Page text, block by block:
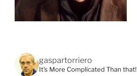
gaspartorriero
It's More Complicated Than that!